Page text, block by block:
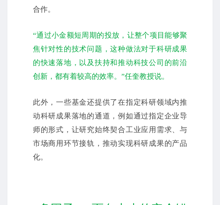
合作。
“通过小金额短周期的投放，让整个项目能够聚
焦针对性的技术问题，这种做法对于科研成果
的快速落地，以及扶持和推动科技公司的前沿
创新，都有着较高的效率。”任奎教授说。
此外，一些基金还提供了在指定科研领域内推
动科研成果落地的通道，例如通过指定企业导
师的形式，让研究始终契合工业应用需求、与
市场商用环节接轨，推动实现科研成果的产品
化。